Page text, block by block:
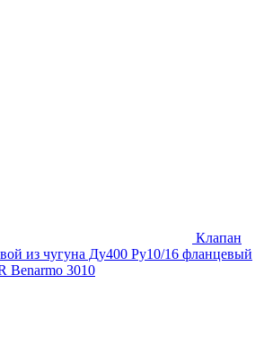
Клапан
из чугуна Ду400 Ру10/16 фланцевый
Benarmo 3010